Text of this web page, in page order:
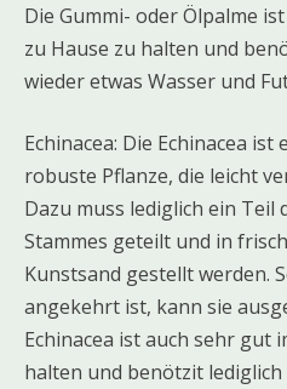
Die Gummi- oder Ölpalme
zu Hause zu halten und
wieder etwas Wasser und
Echinacea: Die Echinacea
robuste Pflanze, die leicht
Dazu muss lediglich ein Teil
Stammes geteilt und in
Kunstsand gestellt werden.
angekehrt ist, kann sie
Echinacea ist auch sehr gut
halten und benötzit